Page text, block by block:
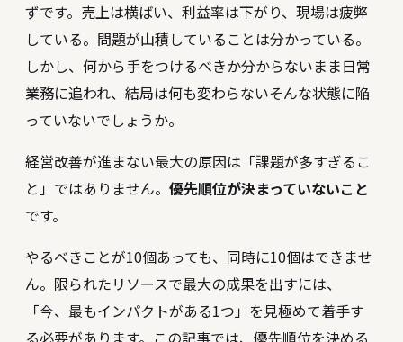
ずです。売上は横ばい、利益率は下がり、現場は疲弊
している。問題が山積していることは分かっている。
しかし、何から手をつけるべきか分からないまま日常
業務に追われ、結局は何も変わらない――そんな状態に陥
っていないでしょうか。
経営改善が進まない最大の原因は「課題が多すぎるこ
と」ではありません。 優先順位が決まっていないこと
です。
やるべきことが10個あっても、同時に10個はできませ
ん。限られたリソースで最大の成果を出すには、
「今、最もインパクトがある1つ」を見極めて着手す
る必要があります。この記事では、優先順位を決める